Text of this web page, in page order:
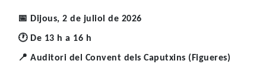
📅 Dijous, 2 de juliol de 2026
🕐De 13 h a 16 h
📍 Auditori del Convent dels Caputxins (Figueres)